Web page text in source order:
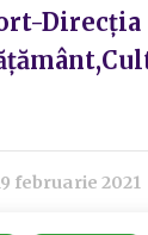
Direcția
februarie 2021